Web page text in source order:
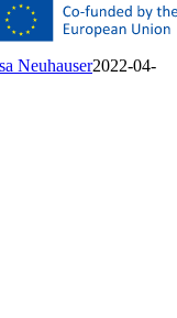
Neuhauser2022-04-